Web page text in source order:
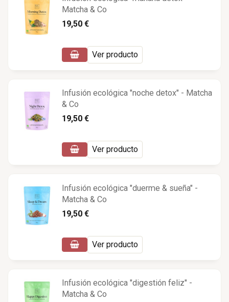
Matcha & Co
19,50 €
Ver producto
Infusión ecológica "noche detox" - Matcha
& Co
19,50 €
Ver producto
Infusión ecológica "duerme & sueña" -
Matcha & Co
19,50 €
Ver producto
Infusión ecológica "digestión feliz" -
Matcha & Co